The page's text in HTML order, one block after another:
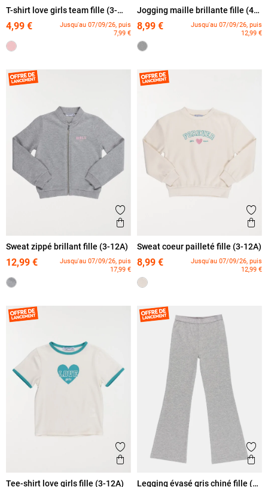
T-shirt love girls team fille (3-
4,99 €
Jusqu'au 07/09/26, puis
7,99 €
Jogging maille brillante fille (4-
8,99 €
Jusqu'au 07/09/26, puis
12,99 €
Ajouter aux favoris
Aperçu rapide
Sweat zippé brillant fille (3-12A)
12,99 €
Jusqu'au 07/09/26, puis
17,99 €
Sweat coeur pailleté fille (3-12A)
8,99 €
Jusqu'au 07/09/26, puis
12,99 €
Ajouter aux favoris
Aperçu rapide
Tee-shirt love girls fille (3-12A)
Legging évasé gris chiné fille (4-